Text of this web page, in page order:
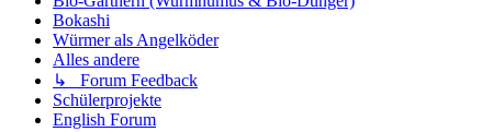
Bokashi
Würmer als Angelköder
Alles andere
↳ Forum Feedback
Schülerprojekte
English Forum